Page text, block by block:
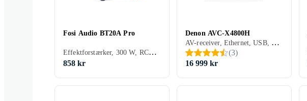
Fosi Audio BT20A Pro
Effektforstærker, 300 W, RCA-indgang, Pre-out, Subwooferudgang, 2, Bluetooth, Display
858 kr
Denon AVC-X4800H
AV-receiver, Ethernet, USB, HDMI, 3.5 mm-indgang, RCA-indgang, RCA-udgang, Koaksialindgang, Optisk indgang, Phono-indgang, Pre-out, 11, Spotify Connect, Tidal, Deezer, TuneIn, Apple AirPlay 2, Amazon Music, Bluetooth, Understøttelse af internetradio, Fjernbetjening, Indbygget Wi-Fi, Appstyring, Multizone (lyd/video flere rum), Bi-amping
(3)
16 999 kr